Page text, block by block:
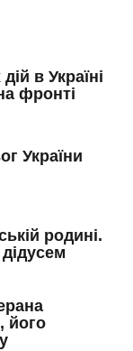
в Україні
фронті
України
родині.
його